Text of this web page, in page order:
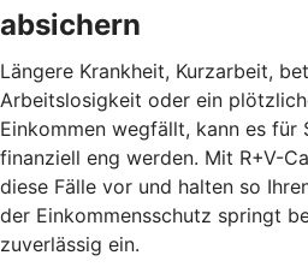
absichern
Längere Krankheit, Kurzarbeit,
Arbeitslosigkeit oder ein
Einkommen wegfällt, kann es für
finanziell eng werden. Mit R+V-
diese Fälle vor und halten so
der Einkommensschutz springt
zuverlässig ein.